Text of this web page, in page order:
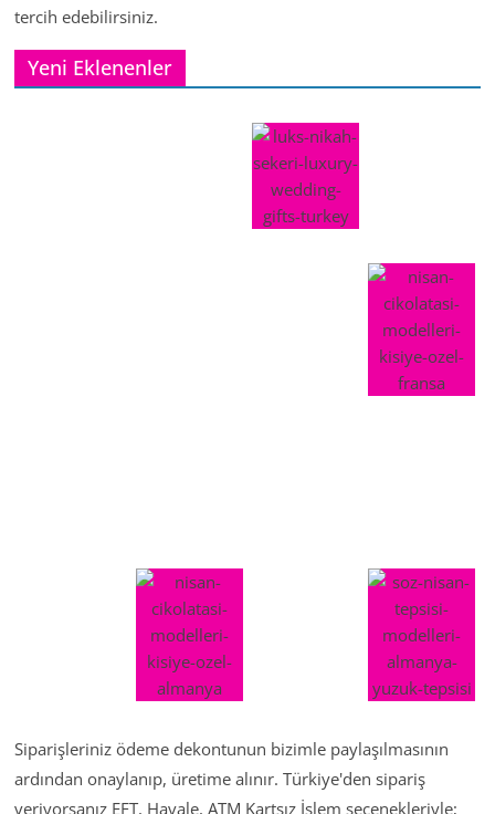
tercih edebilirsiniz.
Yeni Eklenenler
Siparişleriniz ödeme dekontunun bizimle paylaşılmasının
ardından onaylanıp, üretime alınır. Türkiye'den sipariş
veriyorsanız EFT, Havale, ATM Kartsız İşlem seçenekleriyle;